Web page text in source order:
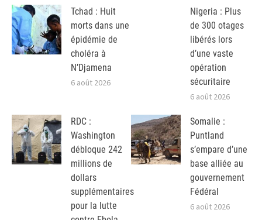
Tchad : Huit
morts dans une
épidémie de
choléra à
N’Djamena
6 août 2026
Nigeria : Plus
de 300 otages
libérés lors
d’une vaste
opération
sécuritaire
6 août 2026
RDC :
Washington
débloque 242
millions de
dollars
supplémentaires
pour la lutte
Somalie :
Puntland
s’empare d’une
base alliée au
gouvernement
Fédéral
6 août 2026